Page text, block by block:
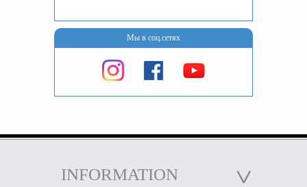
Мы в соц.сетях
INFORMATION